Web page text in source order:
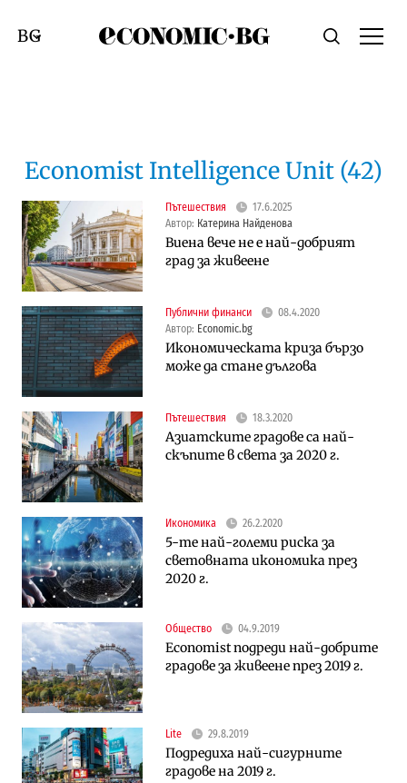
Economic.bgТърсене
Смяна на език
Economist Intelligence Unit (42)
Пътешествия
17.6.2025
Автор: Катерина Найденова
Виена вече не е най-добрият
град за живеене
Публични финанси
08.4.2020
Автор: Economic.bg
Икономическата криза бързо
може да стане дългова
Пътешествия 18.3.2020
Азиатските градове са най-
скъпите в света за 2020 г.
Икономика 26.2.2020
5-те най-големи риска за
световната икономика през
2020 г.
Общество 04.9.2019
Economist подреди най-добрите
градове за живеене през 2019 г.
Lite 29.8.2019
Подредиха най-сигурните
градове на 2019 г.